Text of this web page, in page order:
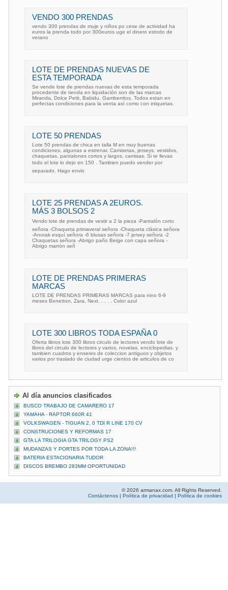
VENDO 300 PRENDAS
vendo 300 prendas de muje y niños po cese de actividad ha
euros la prenda todo por 300euros uge el dinero estodo de
verano
LOTE DE PRENDAS NUEVAS DE
ESTA TEMPORADA
Se vende lote de prendas nuevas de esta temporada
procedente de tienda en liquidación son de las marcas
Miranda, Dolce Petit, Babidu, Gamberritos. Todos estan en
perfectas condiciones para la venta así como con etiquetas.
LOTE 50 PRENDAS
Lote 50 prendas de chica en talla M en muy buenas
condiciones, algunas a estrenar. Camisetas, jerseys, vestidos,
chaquetas, pantalones cortos y largos, camisas. Si te llevas
todo el lote lo dejo en 150 . Tambien puedo vender por
separado. Hago envio
LOTE 25 PRENDAS A 2EUROS.
MÁS 3 BOLSOS 2
Vendo lote de prendas de vestir a 2 la pieza -Pantalón corto
señora -Chaqueta primaveral señora -Chaqueta clásica señora
-Anorak esquí señora -6 blusas señora -7 jersey señora -2
Chaquetas señora -Abrigo paño Beige con capa señora -
Abrigo marrón señ
LOTE DE PRENDAS PRIMERAS
MARCAS
LOTE DE PRENDAS PRIMERAS MARCAS para nino 6-9
meses Benetton, Zara, Next. . . . . Color azul
LOTE 300 LIBROS TODA ESPAÑA 0
Oferta libros lote 300 libros circulo de lectores vendo lote de
libros del circulo de lectores y varios, novelas, enciclopedias, y
tambien cuadros y enseres de coleccion antiguos y objetos
varios por traslado de ciudad urge cientos de articulos de co
Al día anuncios clasificados
BUSCO TRABAJO DE CAMARERO 17
YAMAHA - RAPTOR 660R 41
VOLKSWAGEN - TIGUAN 2. 0 TDI R LINE 170 CV
CONSTRUCIONES Y REFORMAS 17
GTA LA TRILOGIA GTA TRILOGY PS2
MUDANZAS Y PORTES POR TODA LA ZONA!!!
BATERIA ESTACIONARIA TUDOR
DISCOS BREMBO 283MM OPORTUNIDAD
© 2026 armanax.com. All Rights Reserved.
Contáctenos | Política de privacidad | Política de cookies